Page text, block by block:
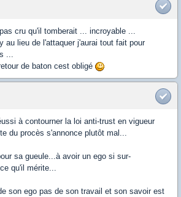
cru qu'il tomberait ... incroyable ...
au lieu de l'attaquer j'aurai tout fait pour
...
de baton cest obligé
à contourner la loi anti-trust en vigueur
du procès s'annonce plutôt mal...
sa gueule...à avoir un ego si sur-
qu'il mérite...
son ego pas de son travail et son savoir est